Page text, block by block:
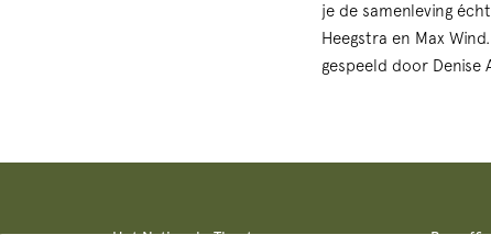
je de samenleving
Heegstra en Max
gespeeld door Denise